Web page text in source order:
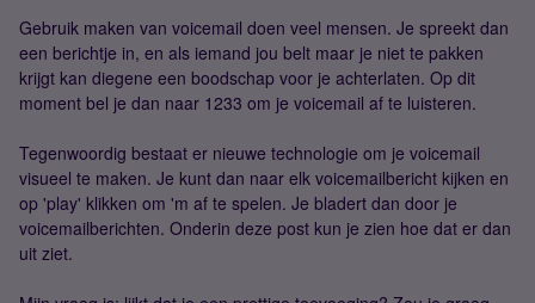
Gebruik maken van voicemail doen veel mensen. Je spreekt dan
een berichtje in, en als iemand jou belt maar je niet te pakken
krijgt kan diegene een boodschap voor je achterlaten. Op dit
moment bel je dan naar 1233 om je voicemail af te luisteren.
Tegenwoordig bestaat er nieuwe technologie om je voicemail
visueel te maken. Je kunt dan naar elk voicemailbericht kijken en
op 'play' klikken om 'm af te spelen. Je bladert dan door je
voicemailberichten. Onderin deze post kun je zien hoe dat er dan
uit ziet.